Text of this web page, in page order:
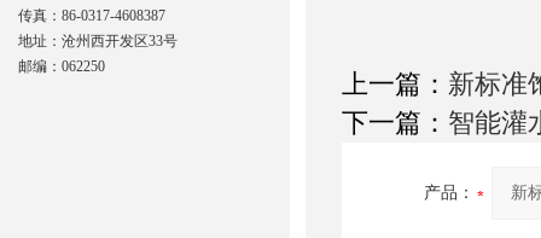
上一篇： 新标准
下一篇： 智能灌
产品：
传真：86-0317-4608387
地址：沧州西开发区33号
邮编：062250